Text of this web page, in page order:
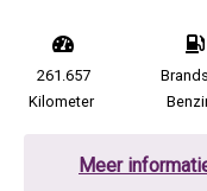
261.657
Kilometer
Meer